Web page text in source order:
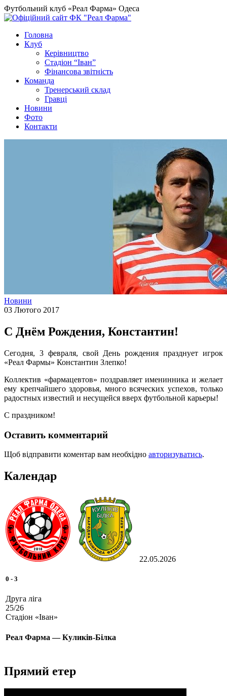
Футбольний клуб «Реал Фарма» Одеса
Головна
Клуб
Керівництво
Стадіон “Іван”
Фінансова звітність
Команда
Тренерський склад
Гравці
Новини
Фото
Контакти
Новини
03 Лютого 2017
С Днём Рождения, Константин!
Сегодня, 3 февраля, свой День рождения празднует игрок
«Реал Фармы» Константин Злепко!
Коллектив «фармацевтов» поздравляет именинника и желает
ему крепчайшего здоровья, много всяческих успехов, только
радостных известий и несущейся вверх футбольной карьеры!
С праздником!
Оставить комментарий
Щоб відправити коментар вам необхідно авторизуватись.
Календар
22.05.2026
0 - 3
Друга ліга
25/26
Стадіон «Іван»
Реал Фарма — Куликів-Білка
Прямий етер